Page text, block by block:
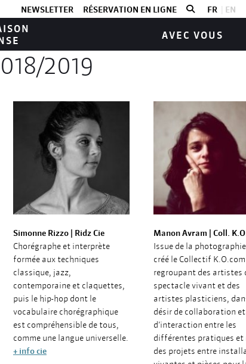
NEWSLETTER RÉSERVATION EN LIGNE FR EN
AVEC VOUS
2019
Simonne Rizzo | Ridz Cie
Chorégraphe et interprète
formée aux techniques
classique, jazz,
contemporaine et claquettes,
puis le hip-hop dont le
vocabulaire chorégraphique
est compréhensible de tous,
comme une langue universelle.
+ info cie
Manon Avram | Coll.
Issue de la
créé le Collectif K.O.com
regroupant des artistes
spectacle vivant et des
artistes plasticiens,
désir de collaboration et
d’interaction entre les
différentes pratiques et
des projets entre